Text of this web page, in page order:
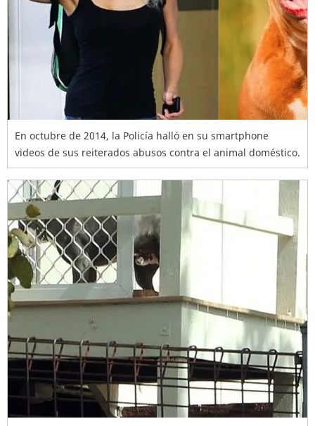
En octubre de 2014, la Policía halló en su smartphone
videos de sus reiterados abusos contra el animal doméstico.